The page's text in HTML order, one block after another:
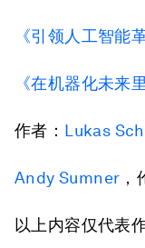
《引领人工智能
《在机器化未来
作者： Lukas
Andy Sumner
以上内容仅代表